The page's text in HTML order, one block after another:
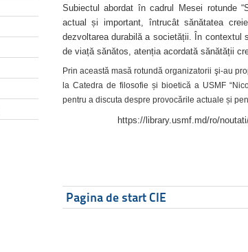
Subiectul abordat în cadrul Mesei rotunde
actual și important, întrucât sănătatea
dezvoltarea durabilă a societății. În contextul
de viață sănătos, atenția acordată sănătății
Prin această masă rotundă organizatorii şi-au
la Catedra de filosofie și bioetică a USMF
pentru a discuta despre provocările actuale și
https://library.usmf.md/ro/
Pagina de start CIE